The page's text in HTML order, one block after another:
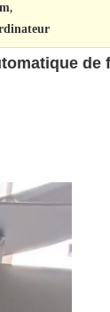
,